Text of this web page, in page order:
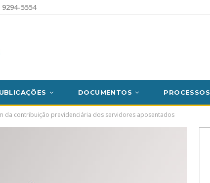
5554
DOCUMENTOS PROCESSOS
da contribuição previdenciária dos servidores aposentados